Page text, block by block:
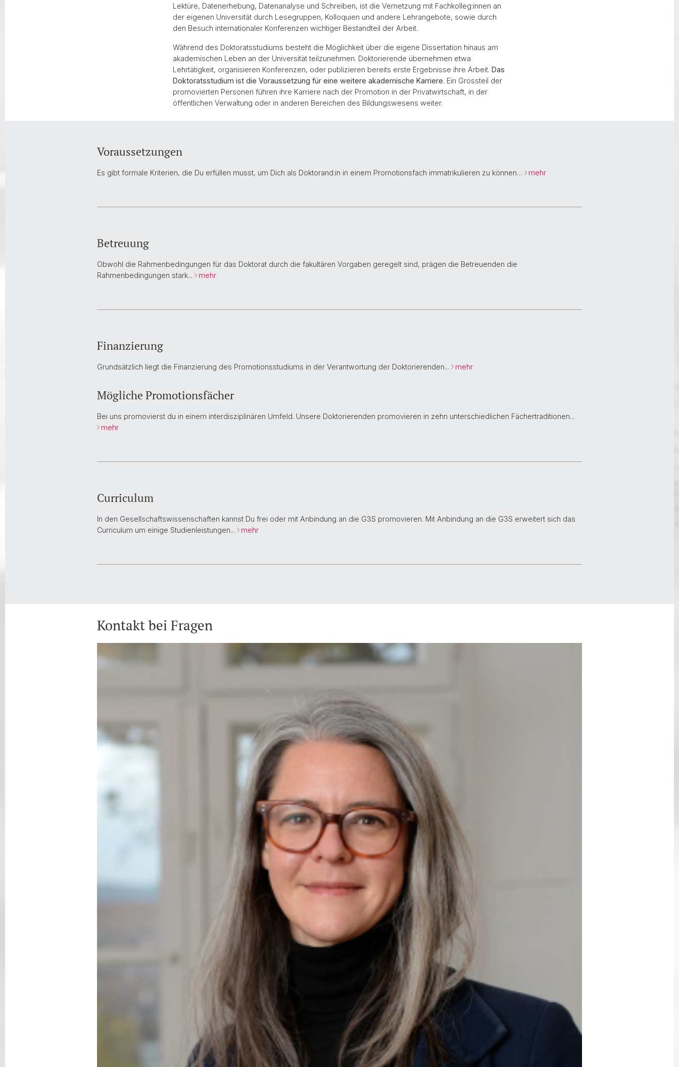
Lektüre, Datenerhebung, Datenanalyse und Schreiben, ist die Vernetzung mit Fachkolleg:innen an
der eigenen Universität durch Lesegruppen, Kolloquien und andere Lehrangebote, sowie durch
den Besuch internationaler Konferenzen wichtiger Bestandteil der Arbeit.
Während des Doktoratsstudiums besteht die Möglichkeit über die eigene Dissertation hinaus am
akademischen Leben an der Universität teilzunehmen. Doktorierende übernehmen etwa
Lehrtätigkeit, organisieren Konferenzen, oder publizieren bereits erste Ergebnisse ihre Arbeit. Das
Doktoratsstudium ist die Voraussetzung für eine weitere akademische Karriere. Ein Grossteil der
promovierten Personen führen ihre Karriere nach der Promotion in der Privatwirtschaft, in der
öffentlichen Verwaltung oder in anderen Bereichen des Bildungswesens weiter.
Voraussetzungen
Es gibt formale Kriterien, die Du erfüllen musst, um Dich als Doktorand:in in einem Promotionsfach immatrikulieren zu können… mehr
Betreuung
Obwohl die Rahmenbedingungen für das Doktorat durch die fakultären Vorgaben geregelt sind, prägen die Betreuenden die
Rahmenbedingungen stark...
mehr
Finanzierung
Grundsätzlich liegt die Finanzierung des Promotionsstudiums in der Verantwortung der Doktorierenden... mehr
Mögliche Promotionsfächer
Bei uns promovierst du in einem interdisziplinären Umfeld. Unsere Doktorierenden promovieren in zehn unterschiedlichen Fächertraditionen...
mehr
Curriculum
In den Gesellschaftswissenschaften kannst Du frei oder mit Anbindung an die G3S promovieren. Mit Anbindung an die G3S erweitert sich das
Curriculum um einige Studienleistungen...
mehr
Kontakt bei Fragen